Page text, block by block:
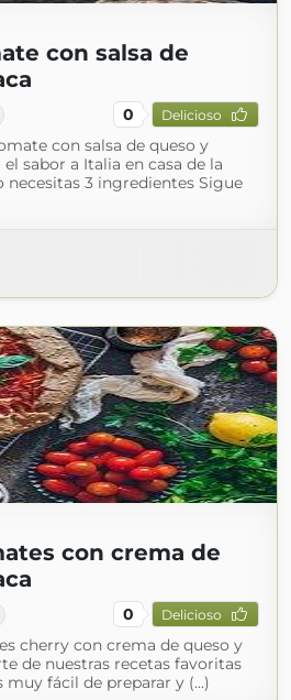
con salsa de
0 Delicioso
con salsa de queso y
sabor a Italia en casa de la
necesitas 3 ingredientes Sigue
con crema de
0 Delicioso
cherry con crema de queso y
de nuestras recetas favoritas
muy fácil de preparar y (...)